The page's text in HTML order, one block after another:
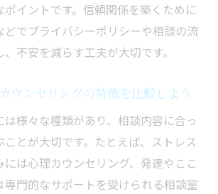
信頼を集めるカウンセリングの共
リング専門資格保有者の見極め方
ウンセリングのサービス内容と柔軟
リングの初回相談で注目したいポ
て継続できる水戸市の相談体制を探
イントです。信頼関係を築くために
どでプライバシーポリシーや相談の流
不安を減らす工夫が大切です。
ウンセリングの特徴を比較しよう
は様々な種類があり、相談内容に合っ
ことが大切です。たとえば、ストレス
は心理カウンセリング、発達やここ
専門的なサポートを受けられる相談室